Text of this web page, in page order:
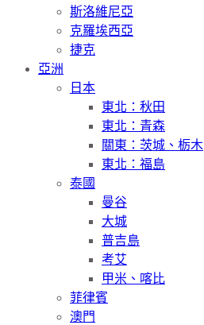
斯洛維尼亞
克羅埃西亞
捷克
亞洲
日本
東北：秋田
東北：青森
關東：茨城、栃木
東北：福島
泰國
曼谷
大城
普吉島
考艾
甲米、喀比
菲律賓
澳門